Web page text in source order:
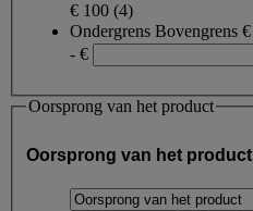
€ 100 (4)
Ondergrens Bovengrens €
- €
Oorsprong van het product
Oorsprong van het product